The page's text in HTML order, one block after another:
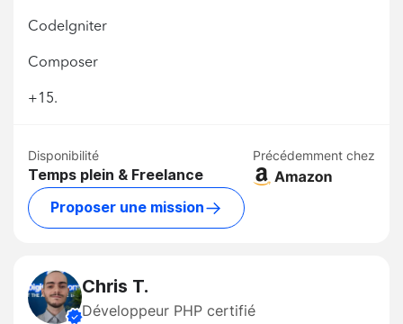
CodeIgniter
Composer
+15.
Disponibilité
Temps plein & Freelance
Précédemment chez
Proposer une mission
Chris T.
Développeur PHP certifié